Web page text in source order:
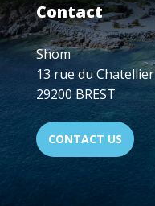
Contact
Shom
13 rue du Chatellier
29200 BREST
CONTACT US